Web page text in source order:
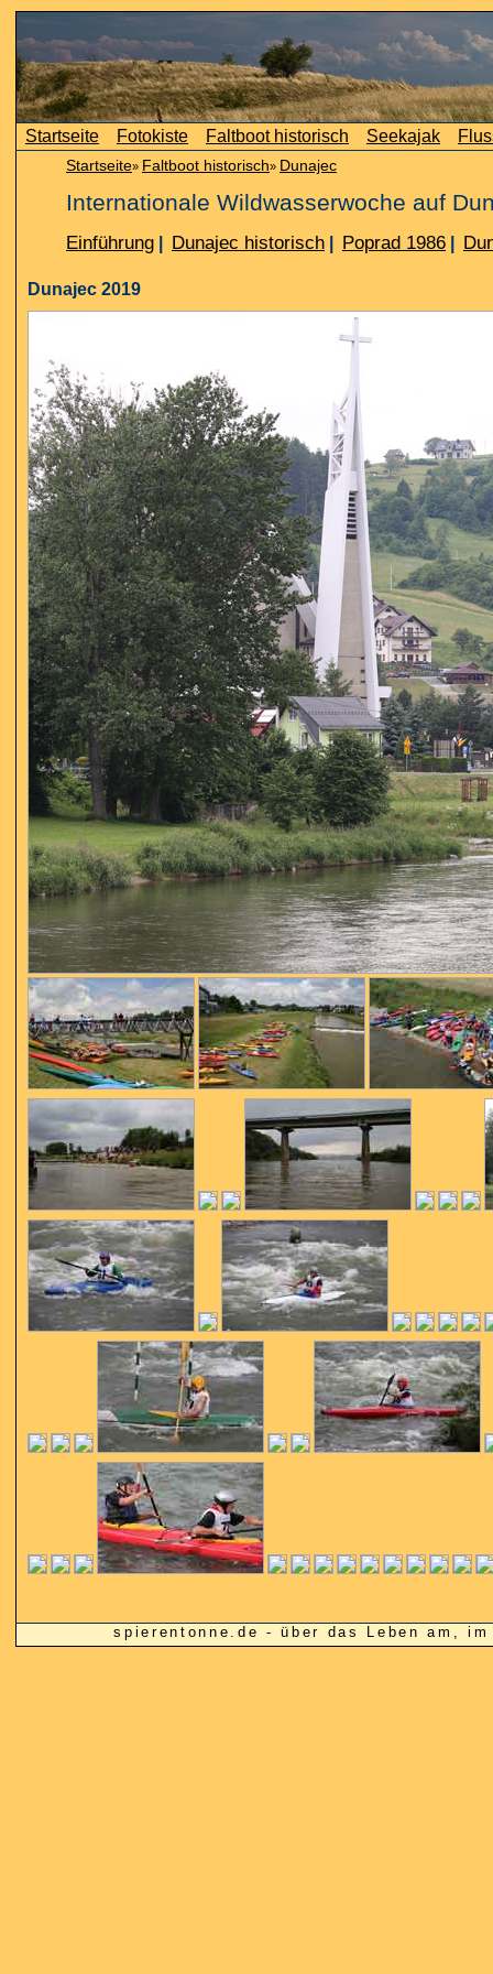
Startseite Fotokiste Faltboot historisch Seekajak
Startseite» Faltboot historisch» Dunajec
Internationale Wildwasserwoche auf
Einführung Dunajec historisch Poprad 1986
Dunajec 2019
spierentonne.de - über das Leben am,